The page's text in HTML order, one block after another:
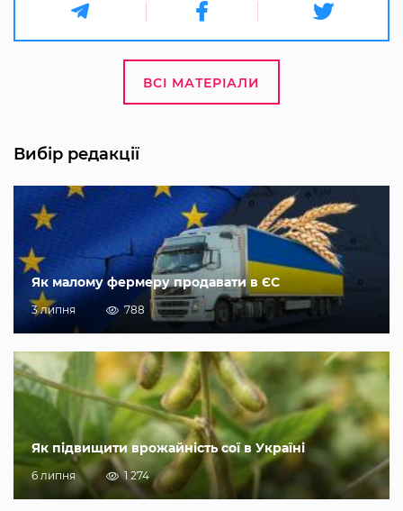
ВСІ МАТЕРІАЛИ
Вибір редакції
Як малому фермеру продавати в ЄС
3 липня 788
Як підвищити врожайність сої в Україні
6 липня 1 274